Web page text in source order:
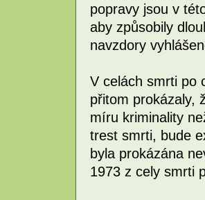
popravy jsou v
aby způsobily
navzdory
V celách smrti po
přitom prokázaly,
míru kriminality
trest smrti, bude
byla prokázána
1973 z cely smrti